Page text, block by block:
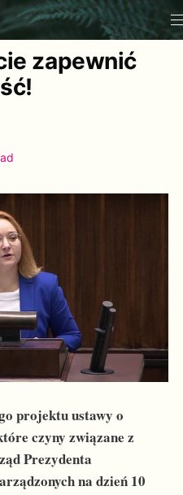
zapewnić
projektu ustawy o
czyny związane z
Prezydenta
na dzień 10